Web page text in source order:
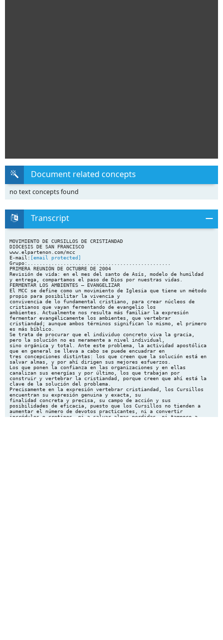
Document related concepts
no text concepts found
Transcript
MOVIMIENTO DE CURSILLOS DE CRISTIANDAD
DIÓCESIS DE SAN FRANCISCO
www.elpartenon.com/mcc
E-mail: [email protected]